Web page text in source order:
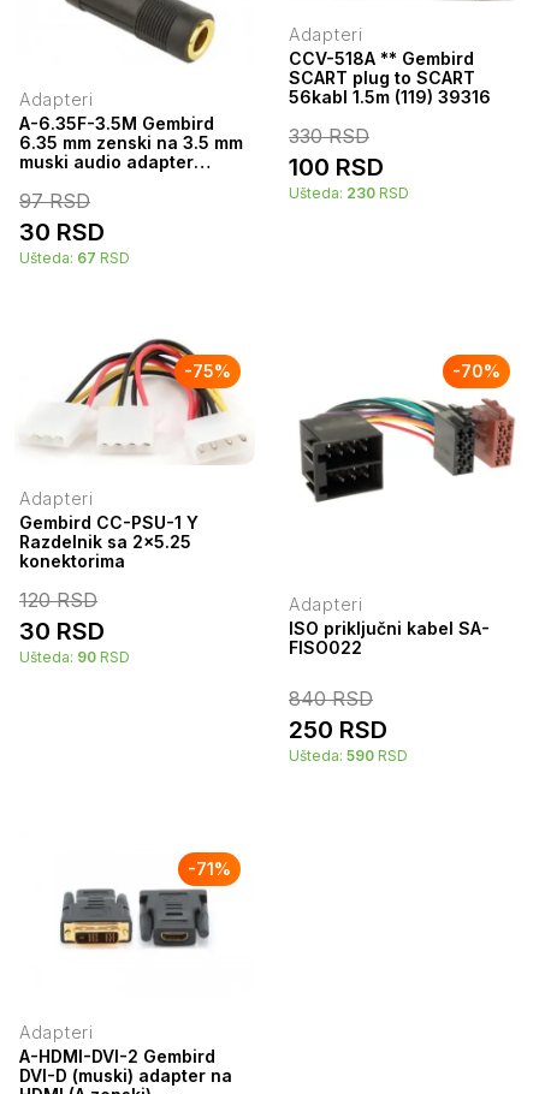
Adapteri
A-6.35F-3.5M Gembird
6.35 mm zenski na 3.5 mm
muski audio adapter
97RSD
30 RSD
Ušteda: 67 RSD
Adapteri
CCV-518A ** Gembird
SCART plug to SCART
56kabl 1.5m (119) 39316
330RSD
100 RSD
Ušteda: 230 RSD
-75%
Adapteri
Gembird CC-PSU-1 Y
Razdelnik sa 2x5.25
konektorima
120RSD
30 RSD
Ušteda: 90 RSD
-70%
Adapteri
ISO priključni kabel SA-
FISO022
840RSD
250 RSD
Ušteda: 590 RSD
-71%
Adapteri
A-HDMI-DVI-2 Gembird
DVI-D (muski) adapter na